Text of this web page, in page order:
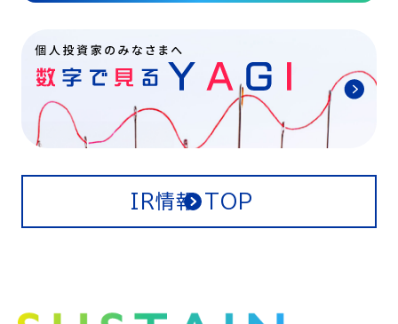
IR情報 TOP